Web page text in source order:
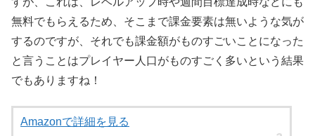
無料でもらえるため、そこまで課金要素は無いような気が
するのですが、それでも課金額がものすごいことになった
と言うことはプレイヤー人口がものすごく多いという結果
でもありますね！
Amazonで詳細を見る